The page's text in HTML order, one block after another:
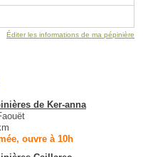
Éditer les informations de ma pépinière
de Ker-anna
ouvre à 10h